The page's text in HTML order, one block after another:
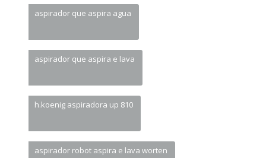
aspirador que aspira agua
aspirador que aspira e lava
h.koenig aspiradora up 810
aspirador robot aspira e lava worten